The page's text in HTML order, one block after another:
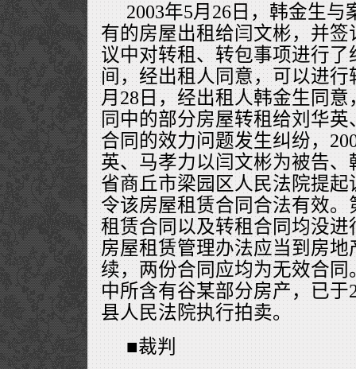
2003年5月26日，韩金生
有的房屋出租给闫文彬，并
议中对转租、转包事项进行
间，经出租人同意，可以进行
月28日，经出租人韩金生同
同中的部分房屋转租给刘华
合同的效力问题发生纠纷，
英、马孝力以闫文彬为被告
省商丘市梁园区人民法院提
令该房屋租赁合同合法有效
租赁合同以及转租合同均没
房屋租赁管理办法应当到房
续，两份合同应均为无效合
中所含有谷某部分房产，已于
县人民法院执行拍卖。
■裁判